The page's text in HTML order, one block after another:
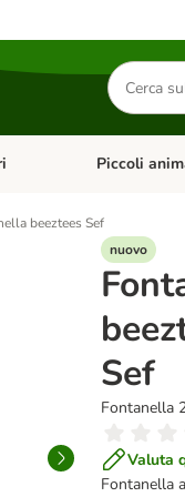
Cerca
prodotti
Apri Menu
Piccoli
beeztees Sef
nuovo
Sef
Fontanella
Valuta
Fontanella